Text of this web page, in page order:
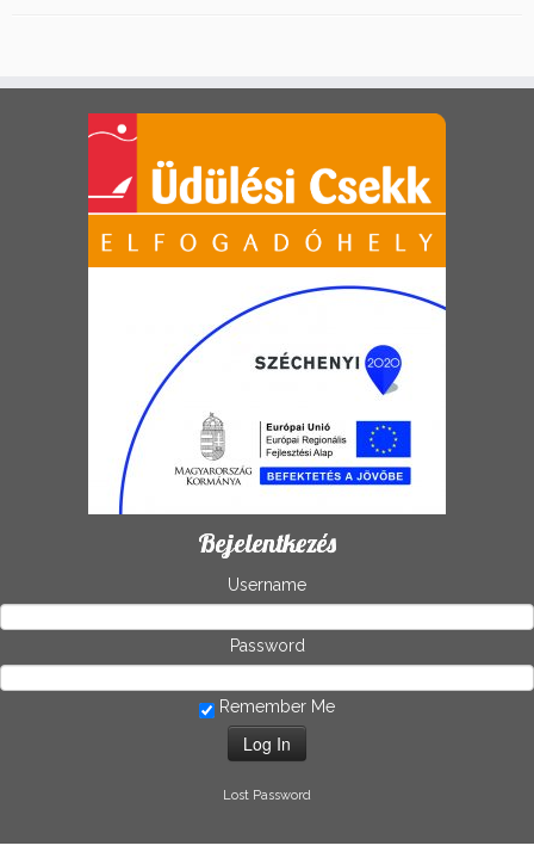
Bejelentkezés
Username
Password
Remember Me
Lost Password